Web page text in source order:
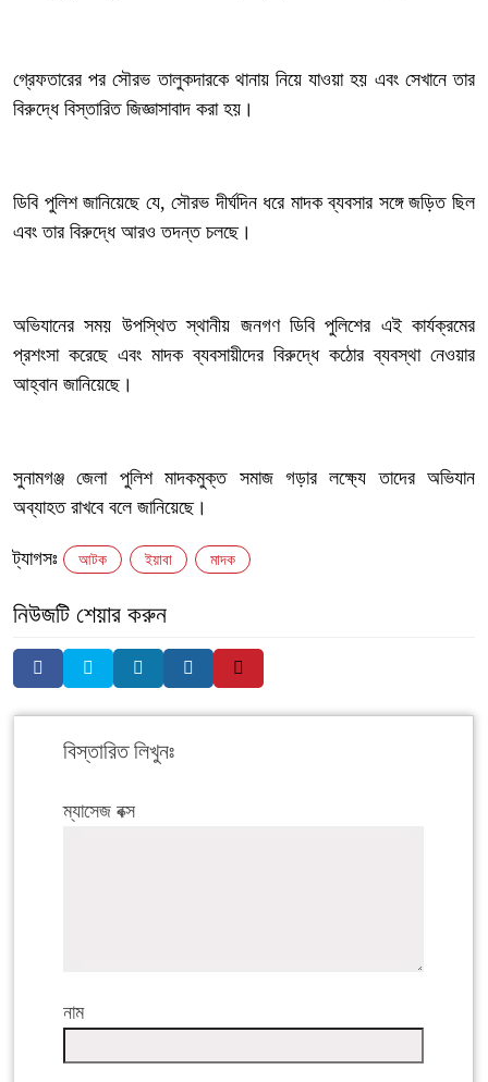
‎গ্রেফতারের পর সৌরভ তালুকদারকে থানায় নিয়ে যাওয়া হয় এবং সেখানে তার
বিরুদ্ধে বিস্তারিত জিজ্ঞাসাবাদ করা হয়।
‎ডিবি পুলিশ জানিয়েছে যে, সৌরভ দীর্ঘদিন ধরে মাদক ব্যবসার সঙ্গে জড়িত ছিল
এবং তার বিরুদ্ধে আরও তদন্ত চলছে।
‎অভিযানের সময় উপস্থিত স্থানীয় জনগণ ডিবি পুলিশের এই কার্যক্রমের
প্রশংসা করেছে এবং মাদক ব্যবসায়ীদের বিরুদ্ধে কঠোর ব্যবস্থা নেওয়ার
আহ্বান জানিয়েছে।
‎সুনামগঞ্জ জেলা পুলিশ মাদকমুক্ত সমাজ গড়ার লক্ষ্যে তাদের অভিযান
অব্যাহত রাখবে বলে জানিয়েছে।
ট্যাগসঃ আটক ইয়াবা মাদক
নিউজটি শেয়ার করুন
বিস্তারিত লিখুনঃ
ম্যাসেজ বক্স
নাম